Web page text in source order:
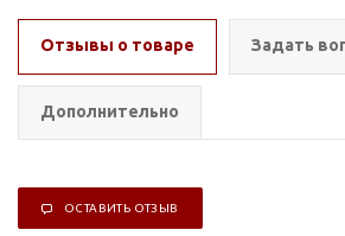
Отзывы о товаре Задать
Дополнительно
ОСТАВИТЬ ОТЗЫВ